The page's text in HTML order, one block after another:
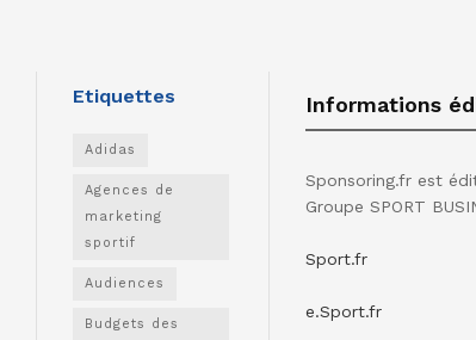
Etiquettes
Adidas
Agences de
marketing
sportif
Audiences
Budgets des
Informations
Sponsoring.fr est
Groupe SPORT
Sport.fr
e.Sport.fr